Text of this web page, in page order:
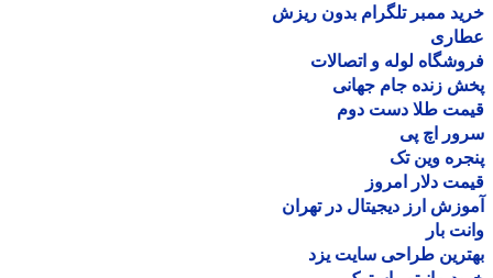
ممبر تلگرام بدون ریزش
لوله و اتصالات
زنده جام جهانی
طلا دست دوم
اچ پی
وین تک
دلار امروز
ارز دیجیتال در تهران
بار
طراحی سایت یزد